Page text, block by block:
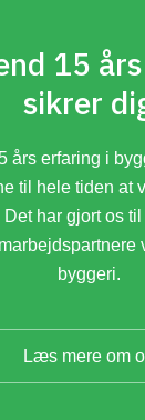
15
sikrer
års erfaring i
til hele tiden at
har gjort os
byggeri.
Læs mere om